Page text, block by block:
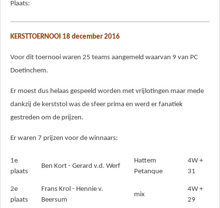
Plaats:
KERSTTOERNOOI 18 december 2016
Voor dit toernooi waren 25 teams aangemeld waarvan 9 van PC
Doetinchem.
Er moest dus helaas gespeeld worden met vrijlotingen maar mede
dankzij de kerststol was de sfeer prima en werd er fanatiek
gestreden om de prijzen.
Er waren 7 prijzen voor de winnaars:
1e
plaats
Ben Kort - Gerard v.d. Werf
Hattem
Petanque
4W +
31
2e
plaats
Frans Krol - Hennie v.
Beersum
mix
4W +
29